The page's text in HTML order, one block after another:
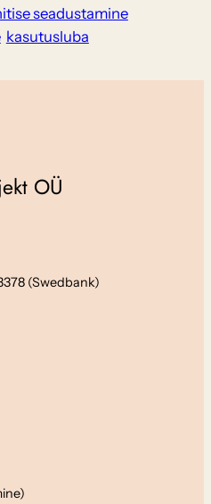
seadustamine
kasutusluba
OÜ
(Swedbank)